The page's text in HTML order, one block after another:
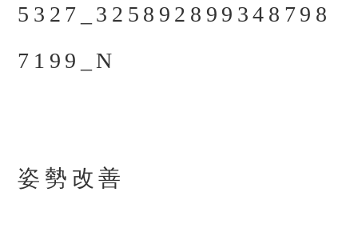
5327_325892899348798
7199_N
姿勢改善